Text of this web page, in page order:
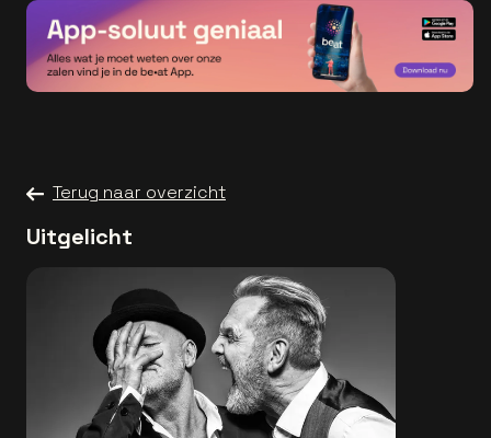
Terug naar overzicht
Uitgelicht